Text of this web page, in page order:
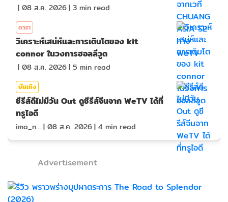
| 08 ส.ค. 2026| 3 min read
ดารา
วิเคราะห์เสน่ห์และการเติบโตของ kit
connor ในวงการฮอลลีวูด
| 08 ส.ค. 2026| 5 min read
บันเทิง
ซีรีส์ดีไม่มีวัน Out ดูซีรีส์จีนจาก WeTV ได้ที่
ทรูไอดี
ima_nan | 08 ส.ค. 2026| 4 min read
Advertisement